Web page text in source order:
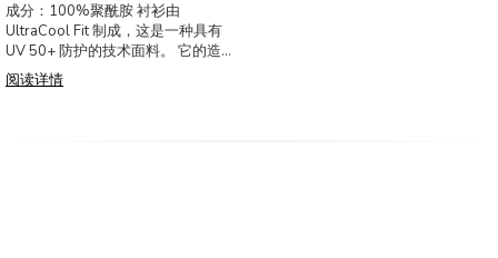
成分：100%聚酰胺 衬衫由
UltraCool Fit 制成，这是一种具有
UV 50+ 防护的技术面料。 它的造型
贴合身体，短袖和更封闭的圆领。 非
常适合运动或休闲造型。 巴西制造。
阅读详情